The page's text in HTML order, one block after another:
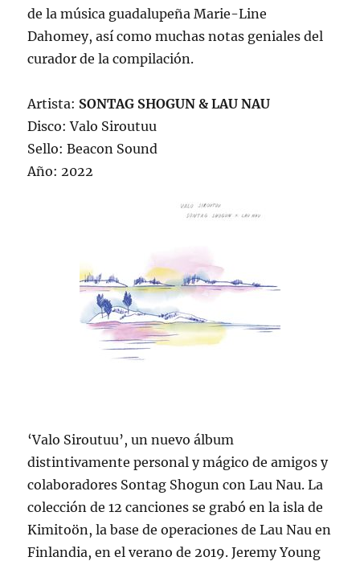
de la música guadalupeña Marie-Line
Dahomey, así como muchas notas geniales del
curador de la compilación.
Artista: SONTAG SHOGUN & LAU NAU
Disco: Valo Siroutuu
Sello: Beacon Sound
Año: 2022
‘Valo Siroutuu’, un nuevo álbum
distintivamente personal y mágico de amigos y
colaboradores Sontag Shogun con Lau Nau. La
colección de 12 canciones se grabó en la isla de
Kimitoön, la base de operaciones de Lau Nau en
Finlandia, en el verano de 2019. Jeremy Young